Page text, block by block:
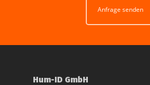
Anfrage senden
Hum-ID GmbH